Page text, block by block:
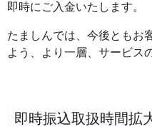
メ
イ
即時にご入金いたします。
たましんでは、今後ともお
よう、より一層、サービス
即時振込取扱時間拡